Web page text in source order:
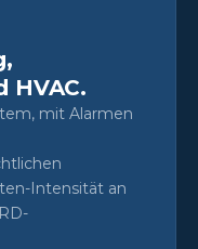
HVAC.
mit Alarmen
Intensität an